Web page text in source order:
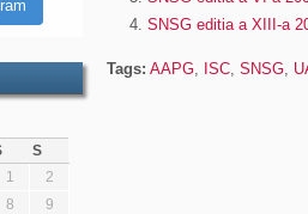
SNSG editia a XIII-a
Tags: AAPG, ISC, SNSG,
S
1
2
8
9